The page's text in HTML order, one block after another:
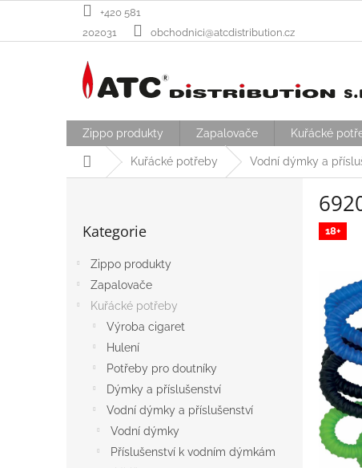
+420 581
202031
obchodnici@atcdistribution.cz
Zippo produkty Zapalovače Kuřácké
Domů Kuřácké potřeby Vodní dýmky a
kategorie
Kategorie
Zippo produkty
Zapalovače
Kuřácké potřeby
Výroba cigaret
Hulení
Potřeby pro doutníky
Dýmky a příslušenství
Vodní dýmky a příslušenství
Vodní dýmky
Příslušenství k vodním dýmkám
18+